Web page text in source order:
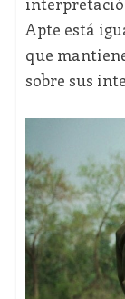
Apte está
que
sobre sus